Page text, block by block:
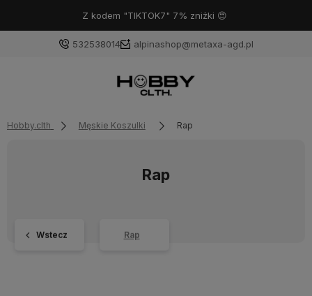
Z kodem "TIKTOK7" 7% zniżki 😍
532538014 alpinashop@metaxa-agd.pl
Hobby.clth Męskie Koszulki Rap
Rap
Wstecz Rap